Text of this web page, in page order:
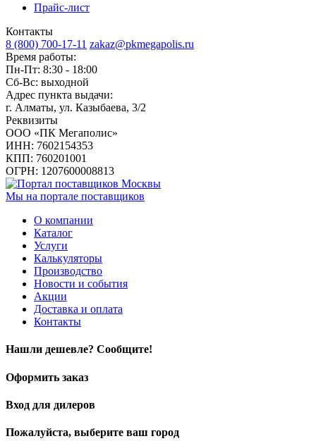
Прайс-лист
Контакты
8 (800) 700-17-11 zakaz@pkmegapolis.ru
Время работы:
Пн-Пт: 8:30 - 18:00
Сб-Вс: выходной
Адрес пункта выдачи:
г. Алматы, ул. Казыбаева, 3/2
Реквизиты
ООО «ПК Мегаполис»
ИНН: 7602154353
КПП: 760201001
ОГРН: 1207600008813
Мы на портале поставщиков
О компании
Каталог
Услуги
Калькуляторы
Производство
Новости и события
Акции
Доставка и оплата
Контакты
Нашли дешевле? Сообщите!
Оформить заказ
Вход для дилеров
Пожалуйста, выберите ваш город